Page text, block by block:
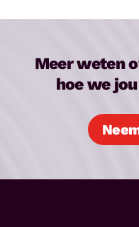
Meer weten
hoe we